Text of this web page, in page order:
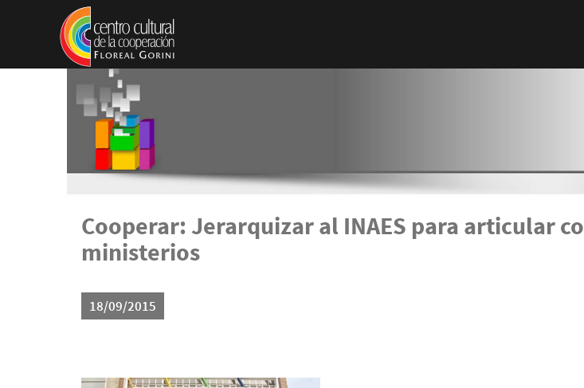
Pasar al contenido principal
Cooperar: Jerarquizar al INAES para articular
ministerios
18/09/2015